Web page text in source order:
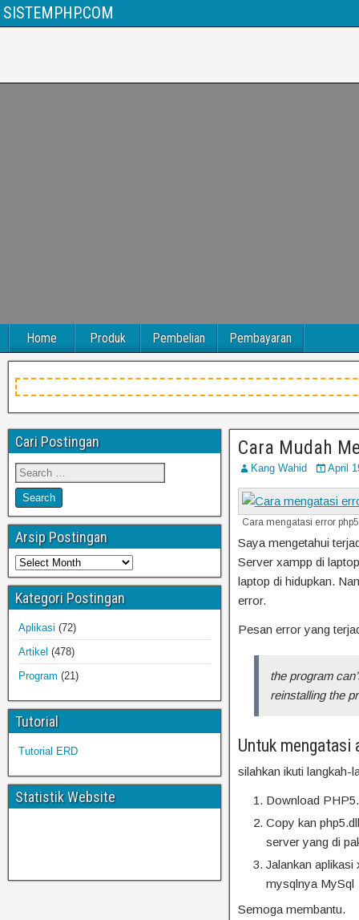
SISTEMPHP.COM
Home Produk Pembelian Pembayaran
Cara Mudah
Kang Wahid April
Cara mengatasi error
Saya mengetahui
Server xampp di
laptop di hidupkan.
error.
Pesan error yang
the program
reinstalling the
Untuk mengatasi
silahkan ikuti langkah-
Download
Copy kan
server yang di
Jalankan aplikasi
mysqlnya MySql
Semoga membantu.
Cari Postingan
Arsip Postingan
Kategori Postingan
Aplikasi (72)
Artikel (478)
Program (21)
Tutorial
Tutorial ERD
Statistik Website